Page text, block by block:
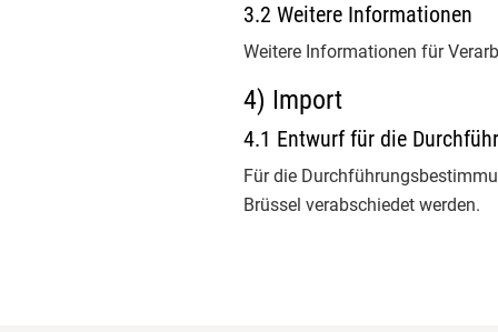
Kontakt
3.2 Weitere Informationen
Weitere Informationen für
4) Import
4.1 Entwurf für die
Für die
Brüssel verabschiedet werden.